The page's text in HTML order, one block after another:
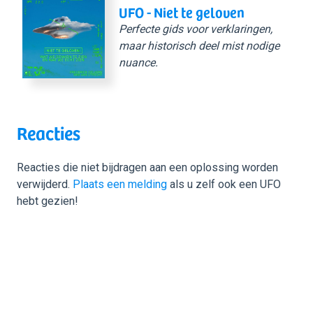
UFO - Niet te geloven
Perfecte gids voor verklaringen,
maar historisch deel mist nodige
nuance.
Reacties
Reacties die niet bijdragen aan een oplossing worden
verwijderd. Plaats een melding als u zelf ook een UFO
hebt gezien!